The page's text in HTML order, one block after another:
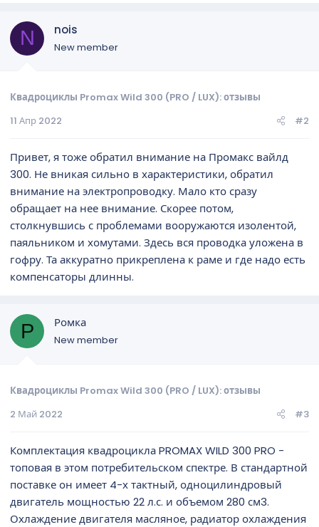
N nois
New member
Квадроциклы Promax Wild 300 (PRO / LUX): отзывы
11 Апр 2022
#2
Привет, я тоже обратил внимание на Промакс вайлд
300. Не вникая сильно в характеристики, обратил
внимание на электропроводку. Мало кто сразу
обращает на нее внимание. Скорее потом,
столкнувшись с проблемами вооружаются изолентой,
паяльником и хомутами. Здесь вся проводка уложена в
гофру. Та аккуратно прикреплена к раме и где надо есть
компенсаторы длинны.
Р Ромка
New member
Квадроциклы Promax Wild 300 (PRO / LUX): отзывы
2 Май 2022
#3
Комплектация квадроцикла PROMAX WILD 300 PRO -
топовая в этом потребительском спектре. В стандартной
поставке он имеет 4-х тактный, одноцилиндровый
двигатель мощностью 22 л.с. и объемом 280 см3.
Охлаждение двигателя масляное, радиатор охлаждения